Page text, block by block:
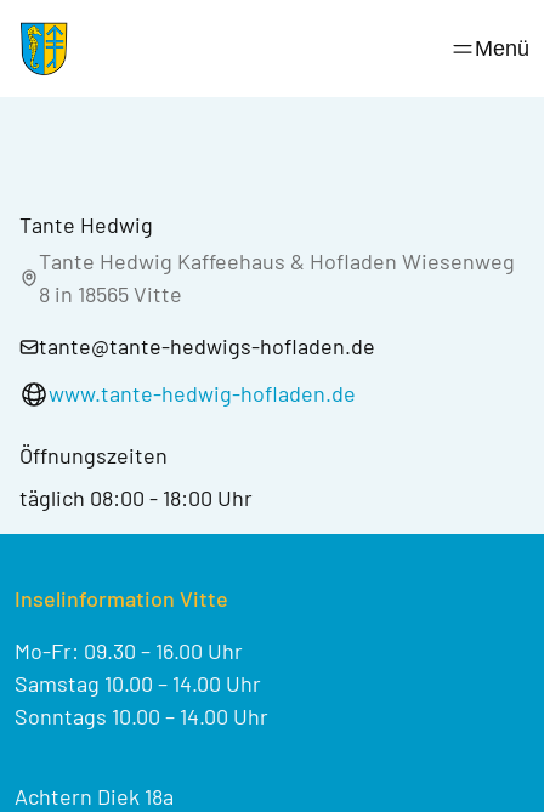
content
Menü
Tante Hedwig
Tante Hedwig Kaffeehaus & Hofladen Wiesenweg
8 in 18565 Vitte
tante@tante-hedwigs-hofladen.de
www.tante-hedwig-hofladen.de
Öffnungszeiten
täglich 08:00 - 18:00 Uhr
Inselinformation Vitte
Mo-Fr: 09.30 – 16.00 Uhr
Samstag 10.00 – 14.00 Uhr
Sonntags 10.00 – 14.00 Uhr
Achtern Diek 18a